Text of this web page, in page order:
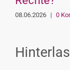
08.06.2026 | 0